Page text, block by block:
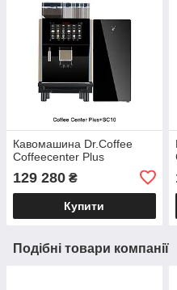
Кавомашина Dr.Coffee
Coffeecenter Plus
129 280 ₴
Купити
Подібні товари компанії